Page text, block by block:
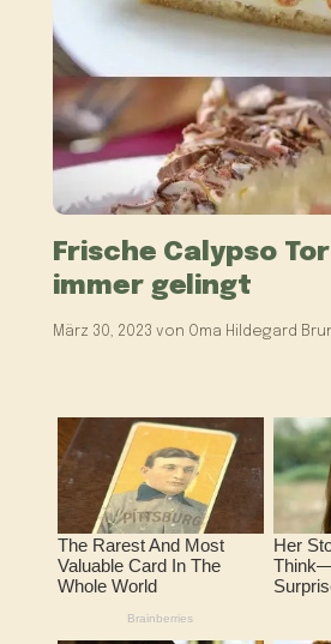
Frische Calypso
immer gelingt
März 30, 2023 von Oma Hildegard